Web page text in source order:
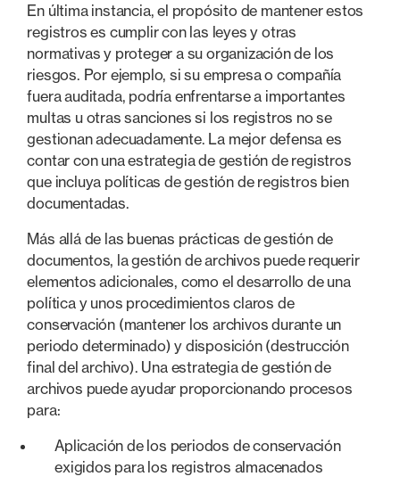
En última instancia, el propósito de mantener estos
registros es cumplir con las leyes y otras
normativas y proteger a su organización de los
riesgos. Por ejemplo, si su empresa o compañía
fuera auditada, podría enfrentarse a importantes
multas u otras sanciones si los registros no se
gestionan adecuadamente. La mejor defensa es
contar con una estrategia de gestión de registros
que incluya políticas de gestión de registros bien
documentadas.
Más allá de las buenas prácticas de gestión de
documentos, la gestión de archivos puede requerir
elementos adicionales, como el desarrollo de una
política y unos procedimientos claros de
conservación (mantener los archivos durante un
periodo determinado) y disposición (destrucción
final del archivo). Una estrategia de gestión de
archivos puede ayudar proporcionando procesos
para:
Aplicación de los periodos de conservación
exigidos para los registros almacenados